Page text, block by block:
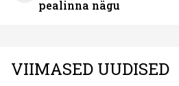
pealinna nägu
VIIMASED UUDISED